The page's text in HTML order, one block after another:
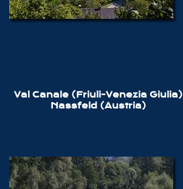
Val Canale (Friuli-Venezia Giulia)
Nassfeld (Austria)